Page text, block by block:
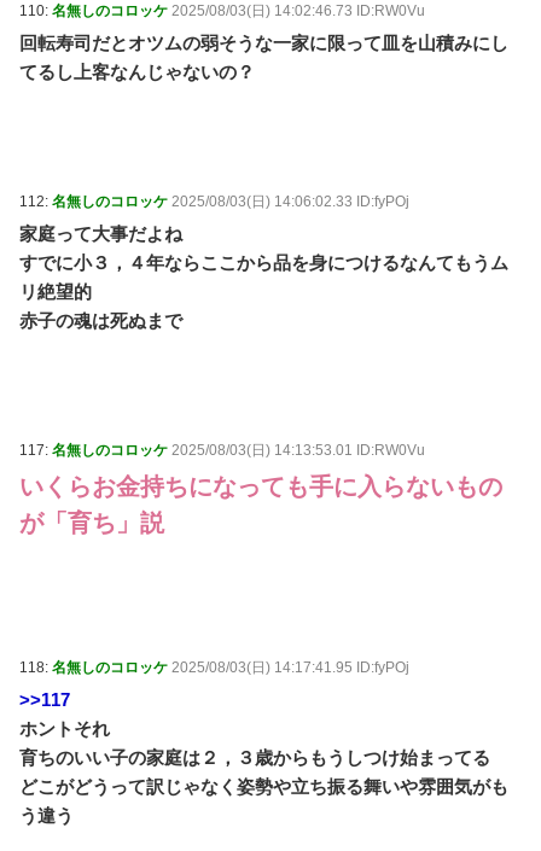
110: 名無しのコロッケ 2025/08/03(日) 14:02:46.73 ID:RW0Vu
回転寿司だとオツムの弱そうな一家に限って皿を山積みにし
てるし上客なんじゃないの？
112: 名無しのコロッケ 2025/08/03(日) 14:06:02.33 ID:fyPOj
家庭って大事だよね
すでに小３，４年ならここから品を身につけるなんてもうム
リ絶望的
赤子の魂は死ぬまで
117: 名無しのコロッケ 2025/08/03(日) 14:13:53.01 ID:RW0Vu
いくらお金持ちになっても手に入らないもの
が「育ち」説
118: 名無しのコロッケ 2025/08/03(日) 14:17:41.95 ID:fyPOj
>>117
ホントそれ
育ちのいい子の家庭は２，３歳からもうしつけ始まってる
どこがどうって訳じゃなく姿勢や立ち振る舞いや雰囲気がも
う違う